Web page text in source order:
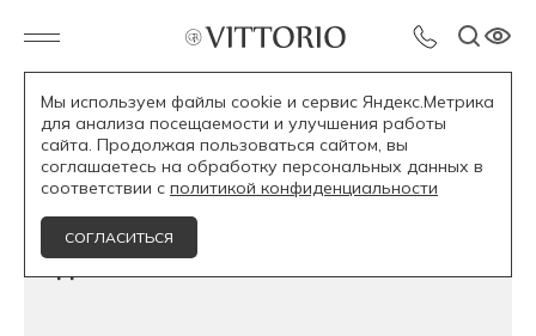
Услуги Имплантация Все на 4-х
Зубы на 4 имплантах за 1
день
Мы используем файлы cookie и сервис Яндекс.Метрика
для анализа посещаемости и улучшения работы
сайта. Продолжая пользоваться сайтом, вы
соглашаетесь на обработку персональных данных в
соответствии с политикой конфиденциальности
СОГЛАСИТЬСЯ